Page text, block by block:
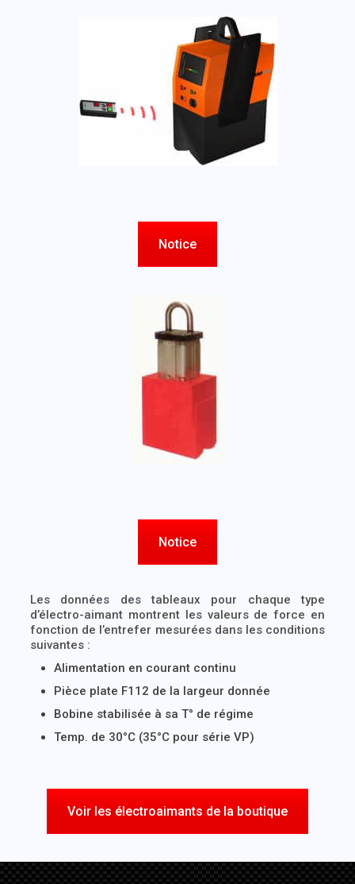
Notice
Notice
Les données des tableaux pour chaque type
d’électro-aimant montrent les valeurs de force en
fonction de l’entrefer mesurées dans les conditions
suivantes :
Alimentation en courant continu
Pièce plate F112 de la largeur donnée
Bobine stabilisée à sa T° de régime
Temp. de 30°C (35°C pour série VP)
Voir les électroaimants de la boutique